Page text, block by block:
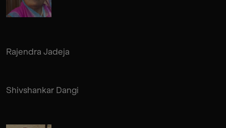
Rajendra Jadeja
Shivshankar Dangi